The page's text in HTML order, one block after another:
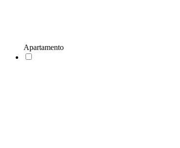
Apartamento